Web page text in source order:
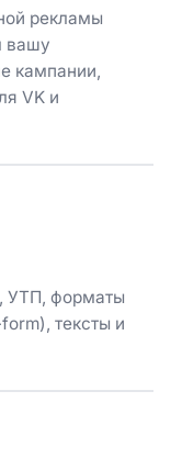
рекламы
вашу
кампании,
VK и
УТП, форматы
тексты и